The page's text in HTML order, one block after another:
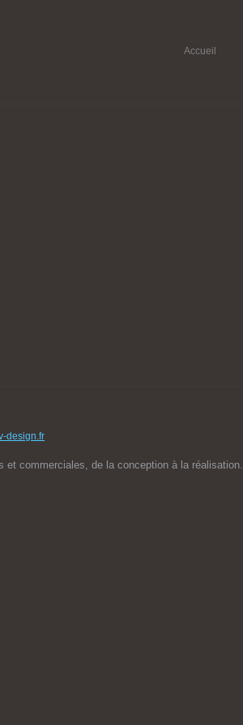
Accueil
design.fr
et commerciales, de la conception à la réalisation.